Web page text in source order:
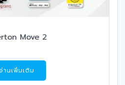
Move 2
านเพิ่มเติม